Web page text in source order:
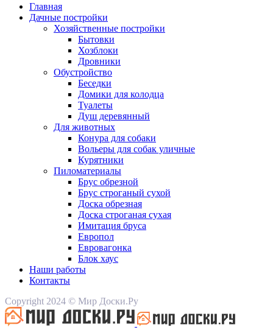
Главная
Дачные постройки
Хозяйственные постройки
Бытовки
Хозблоки
Дровники
Обустройство
Беседки
Домики для колодца
Туалеты
Душ деревянный
Для животных
Конура для собаки
Вольеры для собак уличные
Курятники
Пиломатериалы
Брус обрезной
Брус строганый сухой
Доска обрезная
Доска строганая сухая
Имитация бруса
Европол
Евровагонка
Блок хаус
Наши работы
Контакты
Copyright 2024 © Мир Доски.Ру